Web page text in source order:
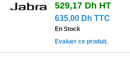
529,17 Dh HT
635,00 Dh TTC
En Stock
Evaluer ce produit.